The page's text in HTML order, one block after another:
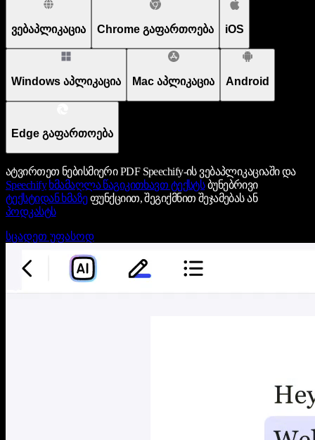
ვებაპლიკაცია Chrome გაფართოება iOS
Windows აპლიკაცია Mac აპლიკაცია Android
Edge გაფართოება
ატვირთეთ ნებისმიერი PDF Speechify-ის ვებაპლიკაციაში და
Speechify ხმამაღლა წაგიკითხავთ ტექსტსბუნებრივი
ტექსტიდან ხმაზეფუნქციით, შეგიქმნით შეჯამებას ან
პოდკასტს
სცადეთ უფასოდ